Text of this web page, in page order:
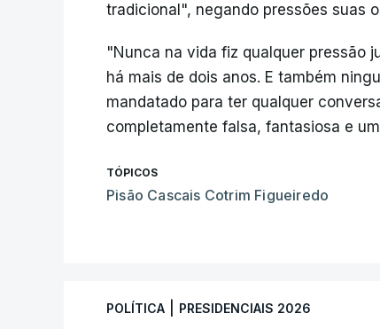
tradicional", negando pressões suas
"Nunca na vida fiz qualquer pressão
há mais de dois anos. E também
mandatado para ter qualquer
completamente falsa, fantasiosa e
TÓPICOS
Pisão Cascais Cotrim Figueiredo
POLÍTICA PRESIDENCIAIS 2026